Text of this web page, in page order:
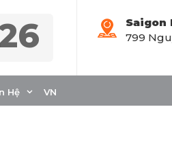
Saigon
799
Hệ VN
từ A